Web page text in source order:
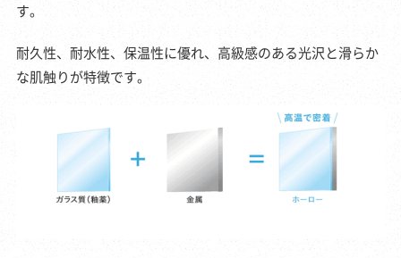
す。
耐久性、耐水性、保温性に優れ、高級感のある光沢と滑らか
な肌触りが特徴です。